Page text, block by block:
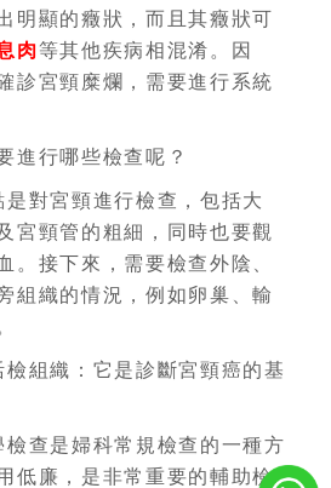
明顯的癥狀，而且其癥狀可
肉 等其他疾病相混淆。因
診宮頸糜爛，需要進行系統
進行哪些檢查呢？
是對宮頸進行檢查，包括大
宮頸管的粗細，同時也要觀
。接下來，需要檢查外陰、
組織的情況，例如卵巢、輸
組織：它是診斷宮頸癌的基
查是婦科常規檢查的一種方
低廉，是非常重要的輔助檢